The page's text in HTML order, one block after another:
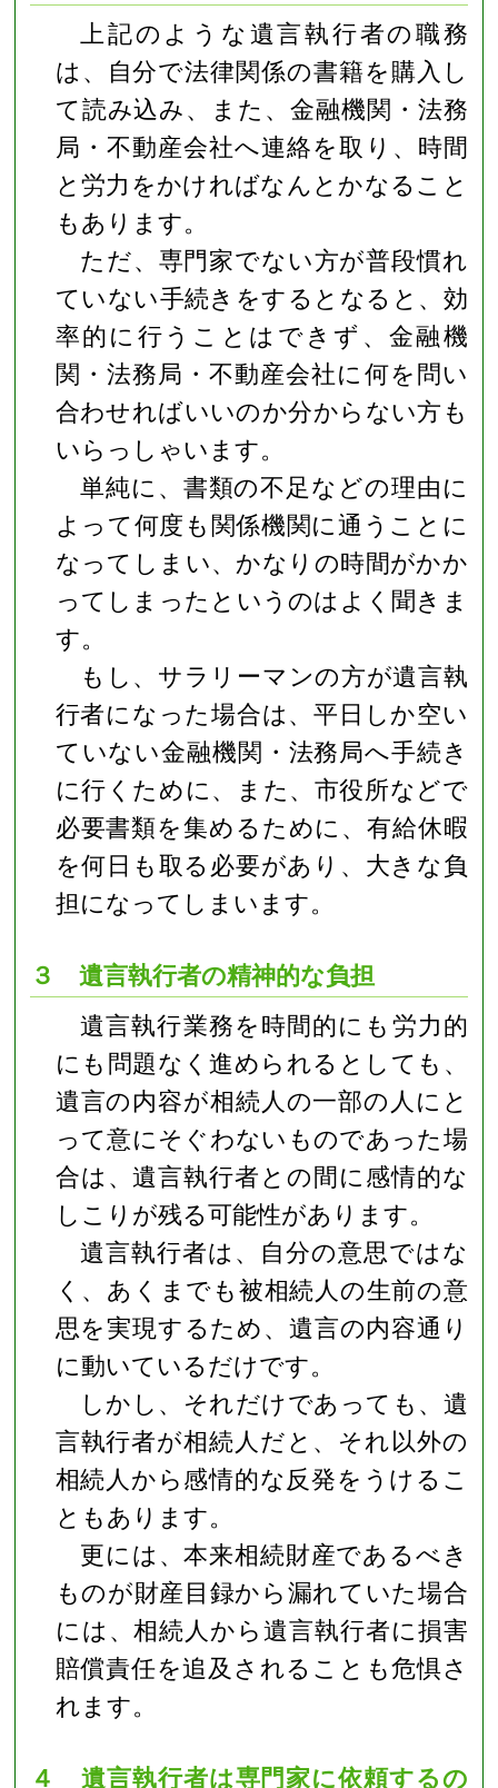
上記のような遺言執行者の職務
は、自分で法律関係の書籍を購入し
て読み込み、また、金融機関・法務
局・不動産会社へ連絡を取り、時間
と労力をかければなんとかなること
もあります。
ただ、専門家でない方が普段慣れ
ていない手続きをするとなると、効
率的に行うことはできず、金融機
関・法務局・不動産会社に何を問い
合わせればいいのか分からない方も
いらっしゃいます。
単純に、書類の不足などの理由に
よって何度も関係機関に通うことに
なってしまい、かなりの時間がかか
ってしまったというのはよく聞きま
す。
もし、サラリーマンの方が遺言執
行者になった場合は、平日しか空い
ていない金融機関・法務局へ手続き
に行くために、また、市役所などで
必要書類を集めるために、有給休暇
を何日も取る必要があり、大きな負
担になってしまいます。
３ 遺言執行者の精神的な負担
遺言執行業務を時間的にも労力的
にも問題なく進められるとしても、
遺言の内容が相続人の一部の人にと
って意にそぐわないものであった場
合は、遺言執行者との間に感情的な
しこりが残る可能性があります。
遺言執行者は、自分の意思ではな
く、あくまでも被相続人の生前の意
思を実現するため、遺言の内容通り
に動いているだけです。
しかし、それだけであっても、遺
言執行者が相続人だと、それ以外の
相続人から感情的な反発をうけるこ
ともあります。
更には、本来相続財産であるべき
ものが財産目録から漏れていた場合
には、相続人から遺言執行者に損害
賠償責任を追及されることも危惧さ
れます。
４ 遺言執行者は専門家に依頼するの